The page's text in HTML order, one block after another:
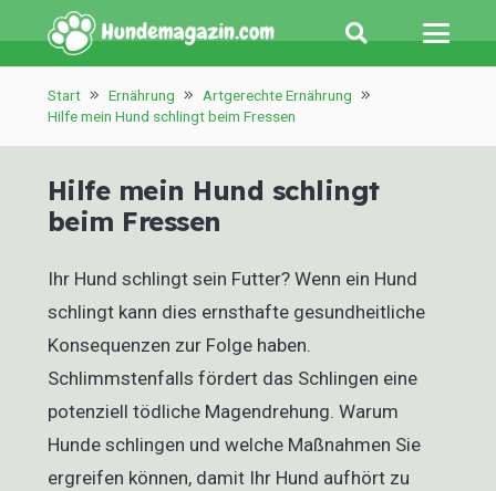
Start Ernährung
Artgerechte Ernährung
Hilfe mein Hund schlingt beim Fressen
Hilfe mein Hund schlingt
beim Fressen
Ihr Hund schlingt sein Futter? Wenn ein Hund
schlingt kann dies ernsthafte gesundheitliche
Konsequenzen zur Folge haben.
Schlimmstenfalls fördert das Schlingen eine
potenziell tödliche Magendrehung. Warum
Hunde schlingen und welche Maßnahmen Sie
ergreifen können, damit Ihr Hund aufhört zu